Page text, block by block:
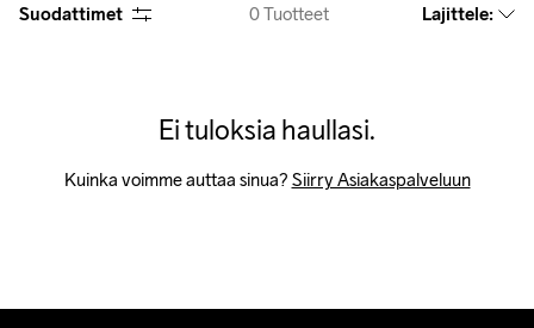
Suodattimet 0Tuotteet Lajittele:
Ei tuloksia haullasi.
Kuinka voimme auttaa sinua? Siirry Asiakaspalveluun